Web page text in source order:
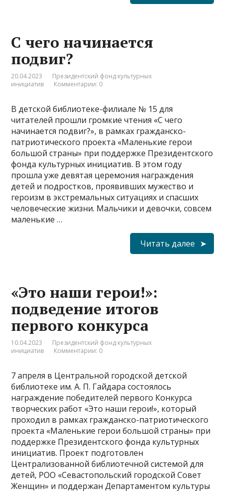
С чего начинается
подвиг?
20.04.2023
Президентский фонд культурных
инициатив
Комментарии: 0
В детской библиотеке-филиале № 15 для
читателей прошли громкие чтения «С чего
начинается подвиг?», в рамках гражданско-
патриотического проекта «Маленькие герои
большой страны» при поддержке Президентского
фонда культурных инициатив. В этом году
прошла уже девятая церемония награждения
детей и подростков, проявивших мужество и
героизм в экстремальных ситуациях и спасших
человеческие жизни. Мальчики и девочки, совсем
маленькие …
Читать далее
«Это наши герои!»:
подведение итогов
первого конкурса
10.04.2023
Президентский фонд культурных
инициатив
Комментарии: 0
7 апреля в Центральной городской детской
библиотеке им. А. П. Гайдара состоялось
награждение победителей первого Конкурса
творческих работ «Это наши герои!», который
проходил в рамках гражданско-патриотического
проекта «Маленькие герои большой страны» при
поддержке Президентского фонда культурных
инициатив. Проект подготовлен
Централизованной библиотечной системой для
детей, РОО «Севастопольский городской Совет
Женщин» и поддержан Департаментом культуры